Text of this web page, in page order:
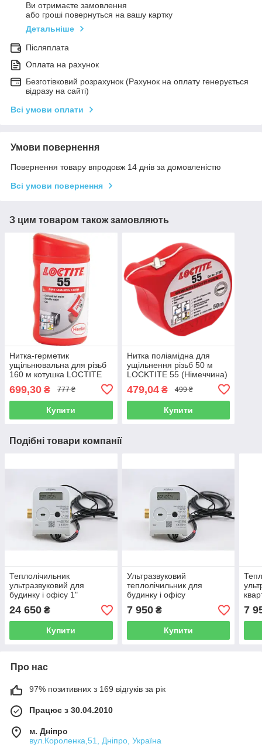
Ви отримаєте замовлення
або гроші повернуться на вашу картку
Детальніше
Післяплата
Оплата на рахунок
Безготівковий розрахунок (Рахунок на оплату генерується
відразу на сайті)
Всі умови оплати
Умови повернення
Повернення товару впродовж 14 днів за домовленістю
Всі умови повернення
З цим товаром також замовляють
Нитка-герметик
ущільнювальна для різьб
160 м котушка LOCТІTE
699,30 ₴ 777 ₴
Купити
Нитка поліамідна для
ущільнення різьб 50 м
LOCKTITE 55 (Німеччина)
479,04₴ 499 ₴
Купити
Подібні товари компанії
Теплолічильник
ультразвуковий для
будинку і офісу 1"
QALCOSONIC E3 25-6.0
M-BUS Axioma (Литва)
24 650 ₴
Купити
Ультразвуковий
теплолічильник для
будинку і офісу
QALCOSONIC E3 Ду 15-
1,5 Axioma ( Литва)
7 950₴
Купити
0.6
7
Про нас
97% позитивних з 169 відгуків за рік
Працює з 30.04.2010
м. Дніпро
вул.Короленка,51, Дніпро, Україна